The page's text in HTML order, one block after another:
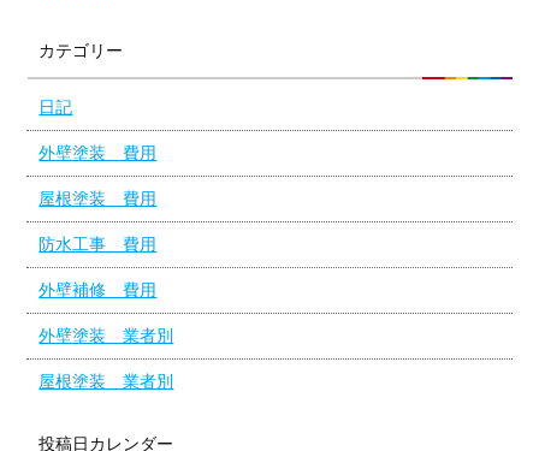
カテゴリー
日記
外壁塗装 費用
屋根塗装 費用
防水工事 費用
外壁補修 費用
外壁塗装 業者別
屋根塗装 業者別
投稿日カレンダー